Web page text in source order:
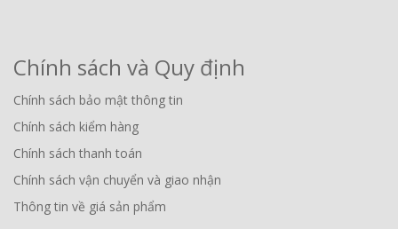
Chính sách và Quy định
Chính sách bảo mật thông tin
Chính sách kiểm hàng
Chính sách thanh toán
Chính sách vận chuyển và giao nhận
Thông tin về giá sản phẩm